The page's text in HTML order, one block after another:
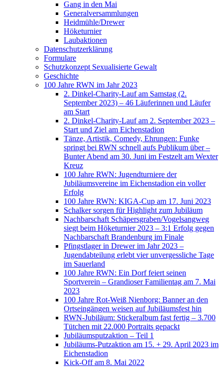
Gang in den Mai
Generalversammlungen
Heidmühle/Drewer
Höketurnier
Laubaktionen
Datenschutzerklärung
Formulare
Schutzkonzept Sexualisierte Gewalt
Geschichte
100 Jahre RWN im Jahr 2023
2. Dinkel-Charity-Lauf am Samstag (2.
September 2023) – 46 Läuferinnen und Läufer
am Start
2. Dinkel-Charity-Lauf am 2. September 2023 –
Start und Ziel am Eichenstadion
Tänze, Artistik, Comedy, Ehrungen: Funke
springt bei RWN schnell aufs Publikum über –
Bunter Abend am 30. Juni im Festzelt am Wexter
Kreuz
100 Jahre RWN: Jugendturniere der
Jubiläumsvereine im Eichenstadion ein voller
Erfolg
100 Jahre RWN: KIGA-Cup am 17. Juni 2023
Schalker sorgen für Highlight zum Jubiläum
Nachbarschaft Schäpersgraben/Vogelsangweg
siegt beim Höketurnier 2023 – 3:1 Erfolg gegen
Nachbarschaft Brandenburg im Finale
Pfingstlager in Drewer im Jahr 2023 –
Jugendabteilung erlebt vier unvergessliche Tage
im Sauerland
100 Jahre RWN: Ein Dorf feiert seinen
Sportverein – Grandioser Familientag am 7. Mai
2023
100 Jahre Rot-Weiß Nienborg: Banner an den
Ortseingängen weisen auf Jubiläumsfest hin
RWN-Jubiläum: Stickeralbum fast fertig – 3.700
Tütchen mit 22.000 Portraits gepackt
Jubiläumsputzaktion – Teil 1
Jubiläums-Putzaktion am 15. + 29. April 2023 im
Eichenstadion
Kick-Off am 8. Mai 2022